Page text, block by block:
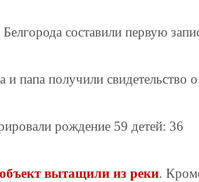
составили первую
папа получили свидетельство о
рождение 59 детей: 36
вытащили из реки.